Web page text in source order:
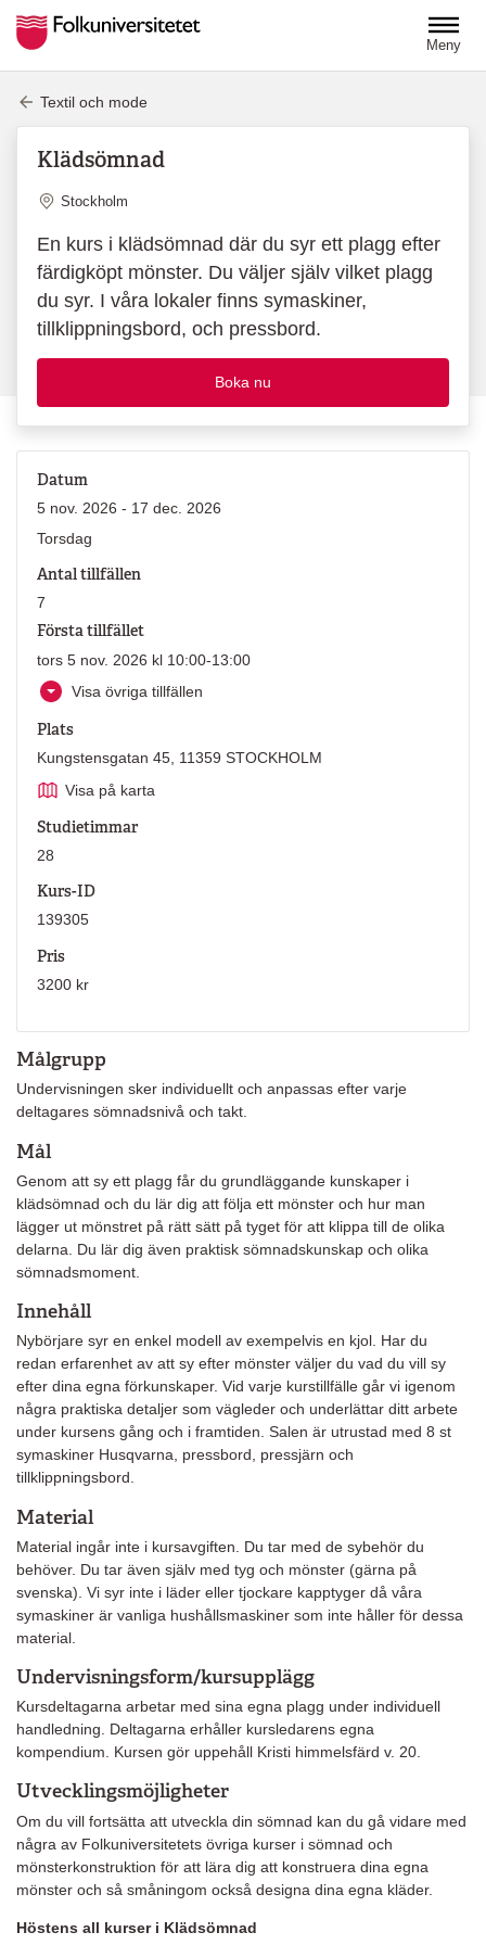
Meny
Textil och mode
Klädsömnad
Plats
Stockholm
En kurs i klädsömnad där du syr ett plagg efter
färdigköpt mönster. Du väljer själv vilket plagg
du syr. I våra lokaler finns symaskiner,
tillklippningsbord, och pressbord.
Boka nu
Målgrupp
Undervisningen sker individuellt och anpassas efter varje
deltagares sömnadsnivå och takt.
Mål
Genom att sy ett plagg får du grundläggande kunskaper i
klädsömnad och du lär dig att följa ett mönster och hur man
lägger ut mönstret på rätt sätt på tyget för att klippa till de olika
delarna. Du lär dig även praktisk sömnadskunskap och olika
sömnadsmoment.
Innehåll
Nybörjare syr en enkel modell av exempelvis en kjol. Har du
redan erfarenhet av att sy efter mönster väljer du vad du vill sy
efter dina egna förkunskaper. Vid varje kurstillfälle går vi igenom
några praktiska detaljer som vägleder och underlättar ditt arbete
under kursens gång och i framtiden. Salen är utrustad med 8 st
symaskiner Husqvarna, pressbord, pressjärn och
tillklippningsbord.
Material
Material ingår inte i kursavgiften. Du tar med de sybehör du
behöver. Du tar även själv med tyg och mönster (gärna på
svenska). Vi syr inte i läder eller tjockare kapptyger då våra
symaskiner är vanliga hushållsmaskiner som inte håller för dessa
material.
Undervisningsform/kursupplägg
Kursdeltagarna arbetar med sina egna plagg under individuell
handledning. Deltagarna erhåller kursledarens egna
kompendium. Kursen gör uppehåll Kristi himmelsfärd v. 20.
Utvecklingsmöjligheter
Om du vill fortsätta att utveckla din sömnad kan du gå vidare med
några av Folkuniversitetets övriga kurser i sömnad och
mönsterkonstruktion för att lära dig att konstruera dina egna
mönster och så småningom också designa dina egna kläder.
Höstens all kurser i Klädsömnad
Datum
5 nov. 2026 - 17 dec. 2026
Torsdag
Antal tillfällen
7
Första tillfället
tors 5 nov. 2026 kl 10:00-13:00
Visa övriga tillfällen
Plats
Kungstensgatan 45, 11359 STOCKHOLM
Visa på karta
Studietimmar
28
Kurs-ID
139305
Pris
3200 kr